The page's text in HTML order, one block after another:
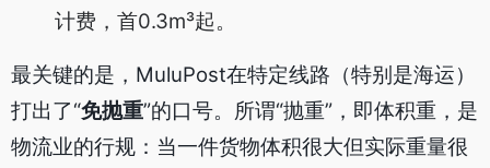
计费，首0.3m³起。
最关键的是，MuluPost在特定线路（特别是海运）
打出了“免抛重”的口号。所谓“抛重”，即体积重，是
物流业的行规：当一件货物体积很大但实际重量很